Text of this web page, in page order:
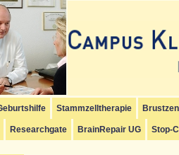
Stammzelltherapie
Researchgate BrainRepair UG Stop-